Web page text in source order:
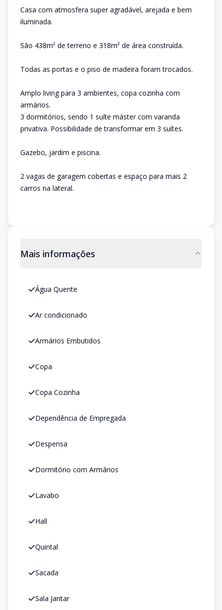
Casa com atmosfera super agradável, arejada e bem
iluminada.
São 438m² de terreno e 318m² de área construída.
Todas as portas e o piso de madeira foram trocados.
Amplo living para 3 ambientes, copa cozinha com
armários.
3 dormitórios, sendo 1 suíte máster com varanda
privativa. Possibilidade de transformar em 3 suítes.
Gazebo, jardim e piscina.
2 vagas de garagem cobertas e espaço para mais 2
carros na lateral.
Mais informações
Água Quente
Ar condicionado
Armários Embutidos
Copa
Copa Cozinha
Dependência de Empregada
Despensa
Dormitório com Armários
Lavabo
Hall
Quintal
Sacada
Sala Jantar